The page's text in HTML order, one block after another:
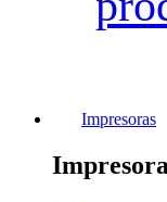
Impresoras